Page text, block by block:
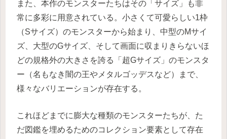
また、本作のモンスターたちはその「サイズ」も非
常に多彩に用意されている。小さくて可愛らしい1枠
（Sサイズ）のモンスターから始まり、中型のMサイ
ズ、大型のGサイズ、そして画面に収まりきらないほ
どの規格外の大きさを誇る「超Gサイズ」のモンスタ
ー（名もなき闇の王やメタルゴッデスなど）まで、
様々なバリエーションが存在する。
これほどまでに膨大な種類のモンスターたちが、た
だ図鑑を埋めるためのコレクション要素として存在